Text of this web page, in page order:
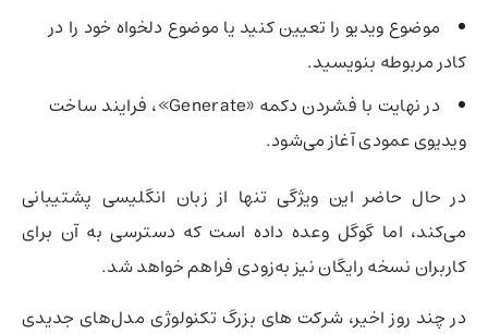
موضوع ویدیو را تعیین کنید یا موضوع دلخواه خود را در
کادر مربوطه بنویسید.
در نهایت با فشردن دکمه «Generate»، فرایند ساخت
ویدیوی عمودی آغاز می‌شود.
در حال حاضر این ویژگی تنها از زبان انگلیسی پشتیبانی
می‌کند، اما گوگل وعده داده است که دسترسی به آن برای
کاربران نسخه رایگان نیز به‌زودی فراهم خواهد شد.
در چند روز اخیر، شرکت های بزرگ تکنولوژی مدل‌های جدیدی